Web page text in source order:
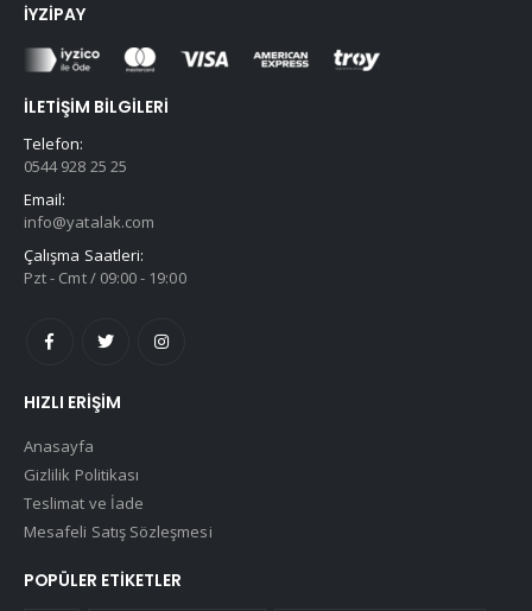
İYZIPAY
İLETIŞIM BILGILERI
Telefon:
0544 928 25 25
Email:
info@yatalak.com
Çalışma Saatleri:
Pzt - Cmt / 09:00 - 19:00
HIZLI ERIŞIM
Anasayfa
Gizlilik Politikası
Teslimat ve İade
Mesafeli Satış Sözleşmesi
POPÜLER ETIKETLER